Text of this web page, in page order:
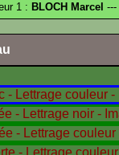
1 : BLOCH Marcel ---